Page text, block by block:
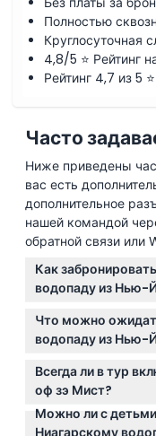
Полностью
Круглосуточная
4,8/5 ⭐ Рейтинг
Рейтинг 4,7 из 5
Часто
Ниже приведены
вас есть
дополнительное
нашей командой
обратной связи или
Как
водопаду из Нью-
Вы можете легко
Ниагарскому
выбрав
удобного онлайн-
Что можно
водопаду из Нью-
Целодневный тур
обратно,
таким как остров
желанию —
Всегда ли в тур
оф зэ Мист?
Прогулка на
Можно ли с
Ниагарскому